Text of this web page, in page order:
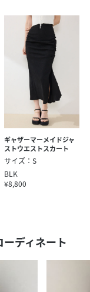
ギャザーマーメイドジャ
ストウエストスカート
サイズ：S
BLK
¥8,800
ディネート